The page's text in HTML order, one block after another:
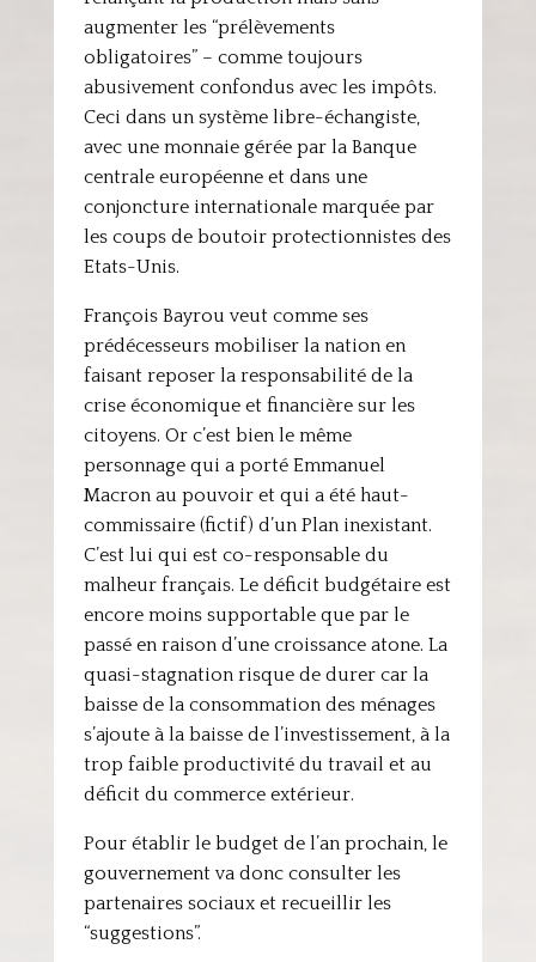
augmenter les “prélèvements
obligatoires” – comme toujours
abusivement confondus avec les impôts.
Ceci dans un système libre-échangiste,
avec une monnaie gérée par la Banque
centrale européenne et dans une
conjoncture internationale marquée par
les coups de boutoir protectionnistes des
Etats-Unis.
François Bayrou veut comme ses
prédécesseurs mobiliser la nation en
faisant reposer la responsabilité de la
crise économique et financière sur les
citoyens. Or c’est bien le même
personnage qui a porté Emmanuel
Macron au pouvoir et qui a été haut-
commissaire (fictif) d’un Plan inexistant.
C’est lui qui est co-responsable du
malheur français. Le déficit budgétaire est
encore moins supportable que par le
passé en raison d’une croissance atone. La
quasi-stagnation risque de durer car la
baisse de la consommation des ménages
s’ajoute à la baisse de l’investissement, à la
trop faible productivité du travail et au
déficit du commerce extérieur.
Pour établir le budget de l’an prochain, le
gouvernement va donc consulter les
partenaires sociaux et recueillir les
“suggestions”.